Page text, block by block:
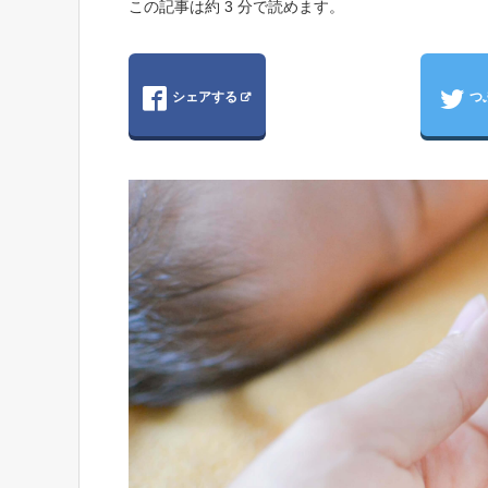
この記事は約 3 分で読めます。
シェアする つ